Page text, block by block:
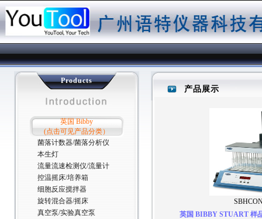
Products
英国 Bibby
(点击可见产品分类）
菌落计数器/菌落分析仪
本生灯
流量流速检测仪/流量计
控温摇床/培养箱
细胞反应搅拌器
旋转混合器/摇床
真空泵/实验真空泵
产品展示
英国 BIBBY STUART 样